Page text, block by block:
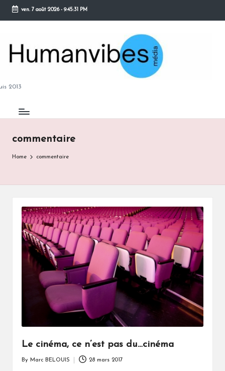
Skip
content
ven. 7 août 2026- 9:45:32 PM
2013
commentaire
Home commentaire
Le cinéma, ce n’est pas du…cinéma
By Marc BELOUIS 28 mars 2017